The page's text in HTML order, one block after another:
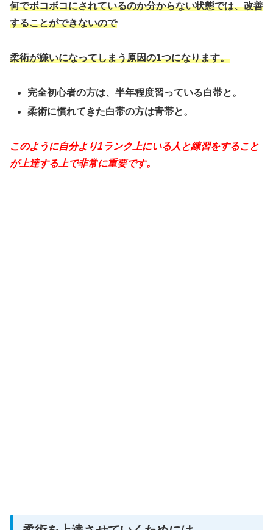
何でボコボコにされているのか分からない状態では、改善
することができないので
柔術が嫌いになってしまう原因の1つになります。
完全初心者の方は、半年程度習っている白帯と。
柔術に慣れてきた白帯の方は青帯と。
このように自分より1ランク上にいる人と練習をすること
が上達する上で非常に重要です。